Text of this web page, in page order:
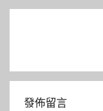
覽
發佈留言